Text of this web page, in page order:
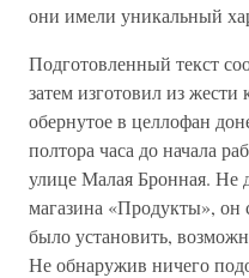
они имели уникальный
Подготовленный текст
затем изготовил из
обернутое в целлофан
полтора часа до начала
улице Малая Бронная. Не
магазина «Продукты», он
было установить,
Не обнаружив ничего